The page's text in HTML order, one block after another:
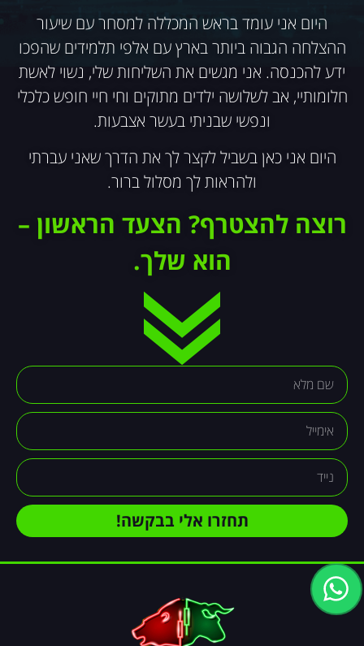
היום אני עומד בראש המכללה למסחר עם שיעור
ההצלחה הגבוה ביותר בארץ עם אלפי תלמידים שהפכו
ידע להכנסה. אני מגשים את השליחות שלי, נשוי לאשת
חלומותיי, אב לשלושה ילדים מתוקים וחי חיי חופש כלכלי
ונפשי שבניתי בעשר אצבעות.
היום אני כאן בשביל לקצר לך את הדרך שאני עברתי
ולהראות לך מסלול ברור.
רוצה להצטרף? הצעד הראשון –
הוא שלך.
תחזרו אלי בבקשה!